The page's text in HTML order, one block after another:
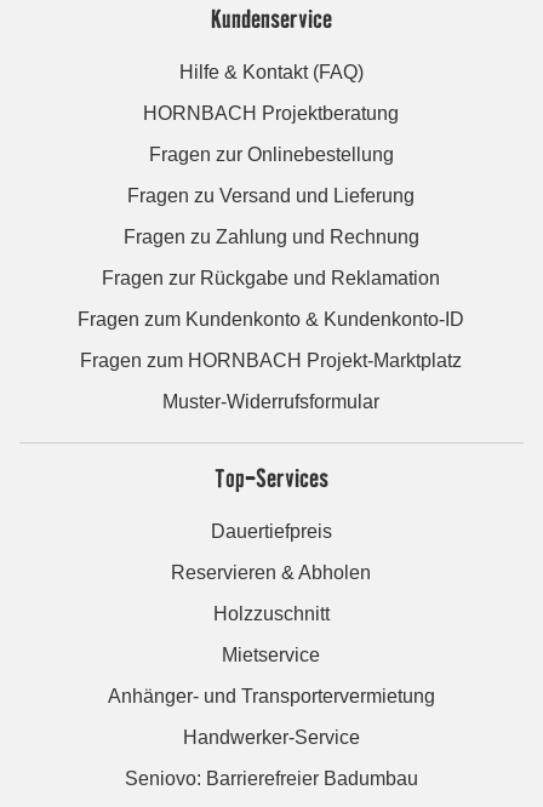
Kundenservice
Hilfe & Kontakt (FAQ)
HORNBACH Projektberatung
Fragen zur Onlinebestellung
Fragen zu Versand und Lieferung
Fragen zu Zahlung und Rechnung
Fragen zur Rückgabe und Reklamation
Fragen zum Kundenkonto & Kundenkonto-ID
Fragen zum HORNBACH Projekt-Marktplatz
Muster-Widerrufsformular
Top-Services
Dauertiefpreis
Reservieren & Abholen
Holzzuschnitt
Mietservice
Anhänger- und Transportervermietung
Handwerker-Service
Seniovo: Barrierefreier Badumbau